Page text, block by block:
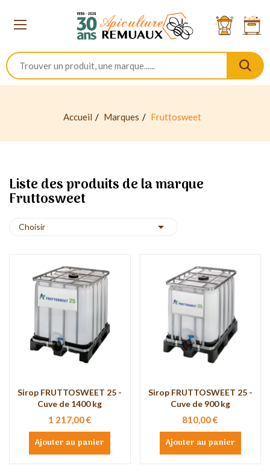
Accueil Marques Fruttosweet
Liste des produits de la marque
Fruttosweet
Choisir 
Sirop FRUTTOSWEET 25 -
Cuve de 1400 kg
1 217,00 €
Ajouter au panier
Sirop FRUTTOSWEET 25 -
Cuve de 900 kg
810,00 €
Ajouter au panier